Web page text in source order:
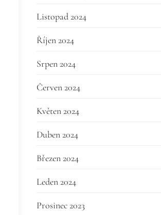
Listopad 2024
Říjen 2024
Srpen 2024
Červen 2024
Květen 2024
Duben 2024
Březen 2024
Leden 2024
Prosinec 2023